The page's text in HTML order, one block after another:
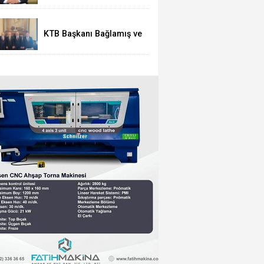
KTB Başkanı Bağlamış ve
AK Parti’li Elitaş’a ziyaret